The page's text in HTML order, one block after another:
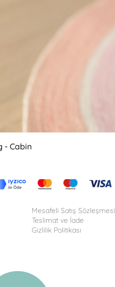
- Cabin
Mesafeli Satış Sözleşmesi
Teslimat ve İade
Gizlilik Politikası